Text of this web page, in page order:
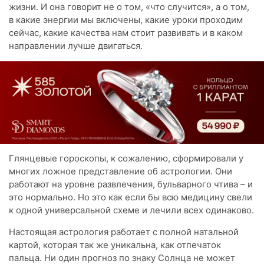
жизни. И она говорит не о том, «что случится», а о том,
в какие энергии мы включены, какие уроки проходим
сейчас, какие качества нам стоит развивать и в каком
направлении лучше двигаться.
Глянцевые гороскопы, к сожалению, сформировали у
многих ложное представление об астрологии. Они
работают на уровне развлечения, бульварного чтива – и
это нормально. Но это как если бы всю медицину свели
к одной универсальной схеме и лечили всех одинаково.
Настоящая астрология работает с полной натальной
картой, которая так же уникальна, как отпечаток
пальца. Ни один прогноз по знаку Солнца не может